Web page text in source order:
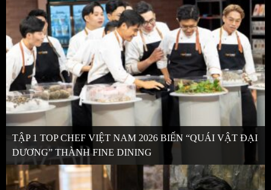
TẬP 1 TOP CHEF VIỆT NAM 2026 BIẾN “QUÁI VẬT ĐẠI
DƯƠNG” THÀNH FINE DINING